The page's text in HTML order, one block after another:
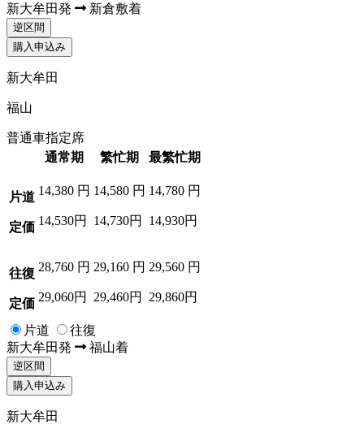
新大牟田発 新倉敷着
逆区間
購入申込み
新大牟田
福山
普通車指定席
通常期
繁忙期 最繁忙期
片道
定価
14,380 円
14,530円
14,580 円
14,730円
14,780 円
14,930円
往復
定価
28,760 円
29,060円
29,160 円
29,460円
29,560 円
29,860円
片道
往復
新大牟田発 福山着
逆区間
購入申込み
新大牟田